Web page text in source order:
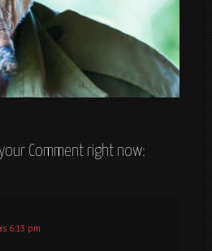
Comment right now:
6:13 pm